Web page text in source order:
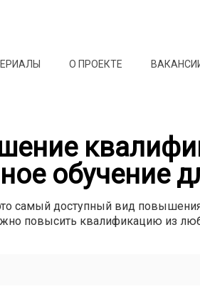
О ПРОЕКТЕ
обучение
самый доступный вид
повысить квалификацию из